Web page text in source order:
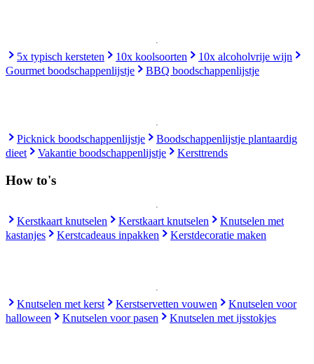
5x typisch kersteten 10x koolsoorten
10x alcoholvrije wijn
Gourmet boodschappenlijstje
BBQ boodschappenlijstje
Picknick boodschappenlijstje
Boodschappenlijstje plantaardig
dieet
Vakantie boodschappenlijstje Kersttrends
How to's
Kerstkaart knutselen Kerstkaart knutselen
Knutselen met
kastanjes
Kerstcadeaus inpakken Kerstdecoratie maken
Knutselen met kerst Kerstservetten vouwen
Knutselen voor
halloween
Knutselen voor pasen Knutselen met ijsstokjes